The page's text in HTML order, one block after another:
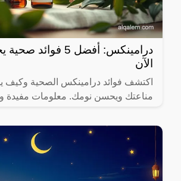
درامينكس: أفضل 5
الآن
اكتشف فوائد درامينكس الصحية وكيف
مناعتك ويحسن نومك. معلومات مفيدة